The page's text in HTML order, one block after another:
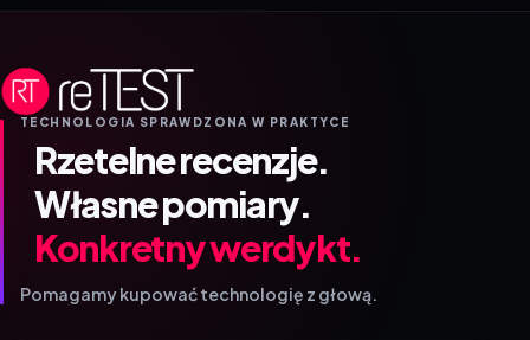
TECHNOLOGIA SPRAWDZONA W PRAKTYCE
Rzetelne recenzje.
Własne pomiary.
Konkretny werdykt.
Pomagamy kupować technologię z głową.